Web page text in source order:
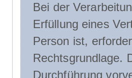
Bei der
Erfüllung eines
Person ist,
Rechtsgrundlage.
Durchführung